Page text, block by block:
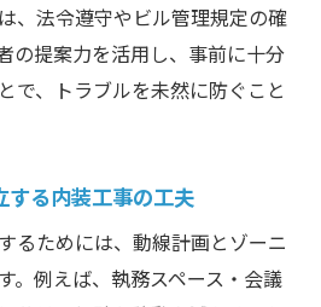
、法令遵守やビル管理規定の確
の提案力を活用し、事前に十分
で、トラブルを未然に防ぐこと
る内装工事の工夫
るためには、動線計画とゾーニ
。例えば、執務スペース・会議